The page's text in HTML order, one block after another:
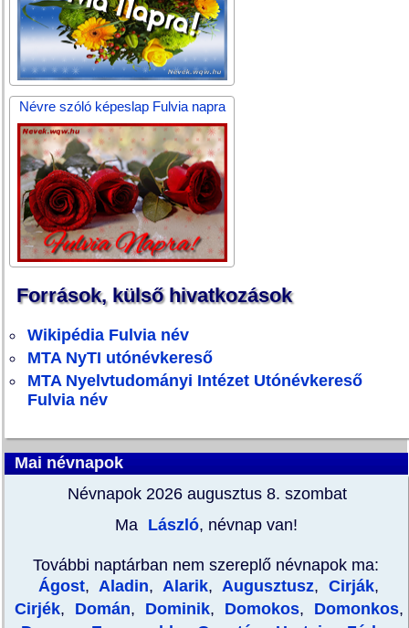
Névre szóló képeslap Fulvia napra
Források, külső hivatkozások
Wikipédia Fulvia név
MTA NyTI utónévkereső
MTA Nyelvtudományi Intézet Utónévkereső
Fulvia név
Mai névnapok
Névnapok 2026 augusztus 8. szombat
Ma
László, névnap van!
További naptárban nem szereplő névnapok ma:
Ágost, Aladin, Alarik, Augusztusz, Cirják,
Cirjék, Domán, Dominik, Domokos, Domonkos,